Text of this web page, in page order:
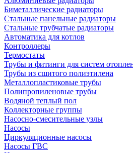
Биметаллические радиаторы
Стальные панельные радиаторы
Стальные трубчатые радиаторы
Автоматика для котлов
Контроллеры
Термостаты
Трубы и фитинги для систем
Трубы из сшитого полиэтилена
Металлопластиковые трубы
Полипропиленовые трубы
Водяной теплый пол
Коллекторные группы
Насосно-смесительные узлы
Насосы
Циркуляционные насосы
Насосы ГВС